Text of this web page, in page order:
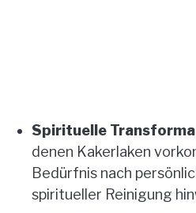
Spirituelle
denen Kakerlaken
Bedürfnis nach
spiritueller Reinigung